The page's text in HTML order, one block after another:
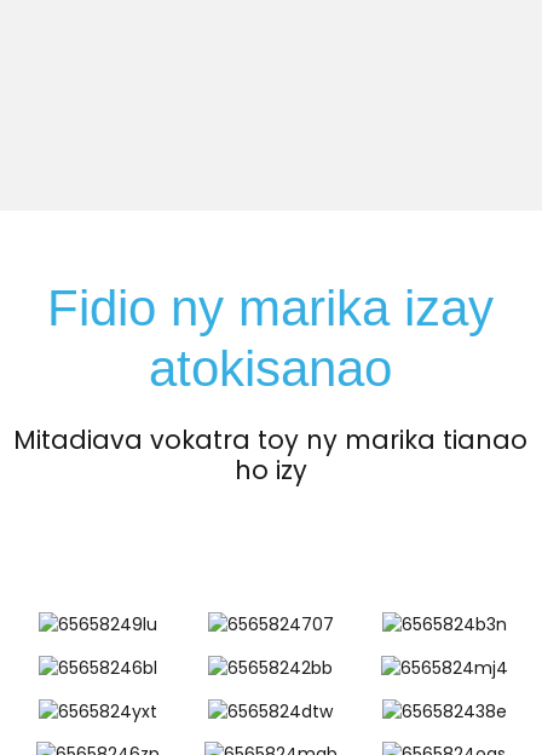
Fidio ny marika izay
atokisanao
Mitadiava vokatra toy ny marika tianao
ho izy